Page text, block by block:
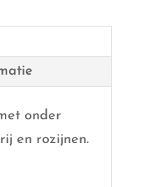
onder
en rozijnen.